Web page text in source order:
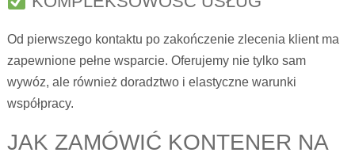
Od pierwszego kontaktu po zakończenie zlecenia klient ma
zapewnione pełne wsparcie. Oferujemy nie tylko sam
wywóz, ale również doradztwo i elastyczne warunki
współpracy.
JAK ZAMÓWIĆ KONTENER NA